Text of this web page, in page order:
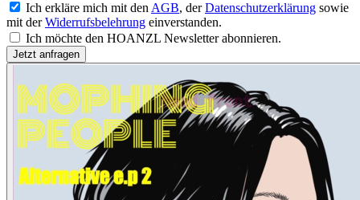
Ich erkläre mich mit den AGB, derDatenschutzerklärung sowie
mit derWiderrufsbelehrung einverstanden.
Ich möchte den HOANZL Newsletter abonnieren.